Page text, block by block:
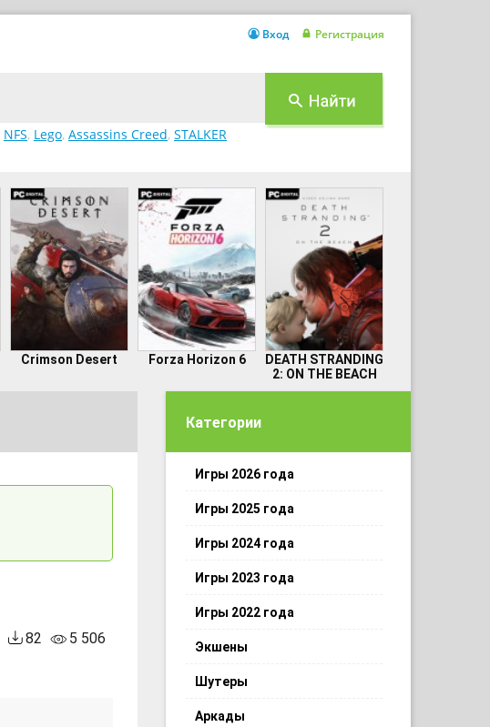
NFS, Lego, Assassins Creed, STALKER
Вход Регистрация
Crimson Desert Forza Horizon 6
DEATH STRANDING
2: ON THE BEACH
5 506
82
Категории
Игры 2026 года
Игры 2025 года
Игры 2024 года
Игры 2023 года
Игры 2022 года
Экшены
Шутеры
Аркады